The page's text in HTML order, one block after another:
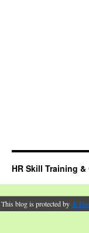
HR Skill Training
This blog is protected bydr